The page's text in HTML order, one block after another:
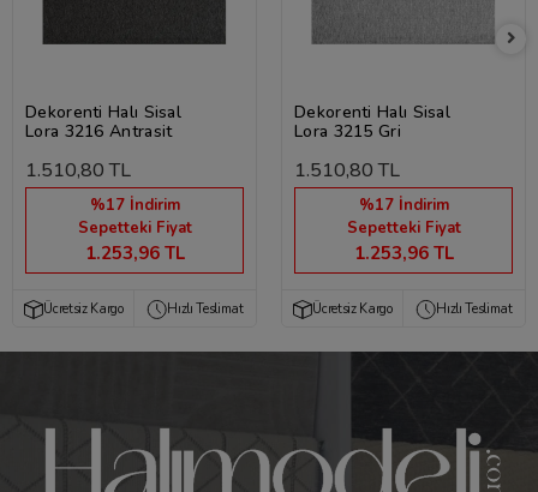
Dekorenti Halı Sisal
Lora 3216 Antrasit
1.510,80 TL
%17 İndirim
Sepetteki Fiyat
1.253,96 TL
Ücretsiz Kargo Hızlı Teslimat
Dekorenti Halı Sisal
Lora 3215 Gri
1.510,80 TL
%17 İndirim
Sepetteki Fiyat
1.253,96 TL
Ücretsiz Kargo Hızlı Teslimat